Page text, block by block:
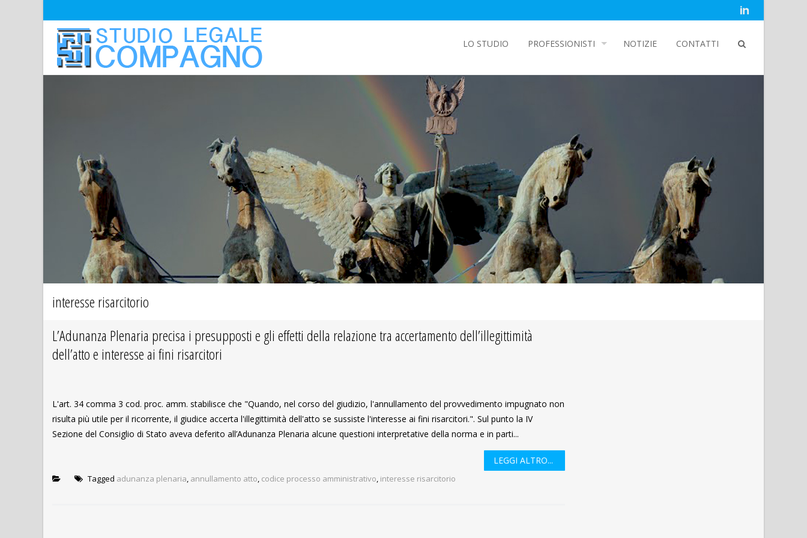
LO STUDIO PROFESSIONISTI NOTIZIE CONTATTI
interesse risarcitorio
L’Adunanza Plenaria precisa i presupposti e gli effetti della relazione tra accertamento dell’illegittimità
dell’atto e interesse ai fini risarcitori
L'art. 34 comma 3 cod. proc. amm. stabilisce che "Quando, nel corso del giudizio, l'annullamento del provvedimento impugnato non
risulta più utile per il ricorrente, il giudice accerta l'illegittimità dell'atto se sussiste l'interesse ai fini risarcitori.". Sul punto la IV
Sezione del Consiglio di Stato aveva deferito all’Adunanza Plenaria alcune questioni interpretative della norma e in parti...
LEGGI ALTRO...
Tagged adunanza plenaria, annullamento atto, codice processo amministrativo, interesse risarcitorio